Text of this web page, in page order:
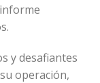
y desafiantes
operación,